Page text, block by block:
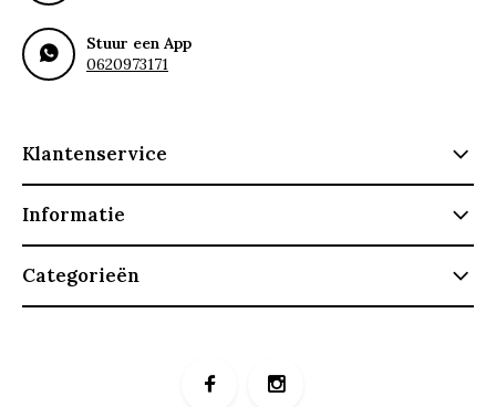
Stuur een App
0620973171
Klantenservice
Informatie
Categorieën